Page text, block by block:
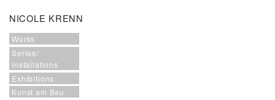
NICOLE KRENN
Works
Series/
Installations
Exhibitions
Kunst am Bau